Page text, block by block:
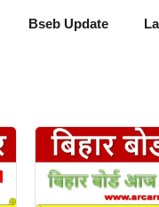
Bseb Update